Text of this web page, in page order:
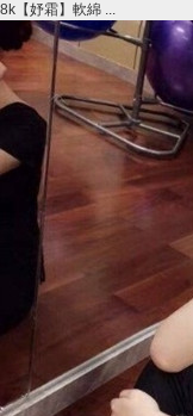
8k【妤霜】軟綿 ...